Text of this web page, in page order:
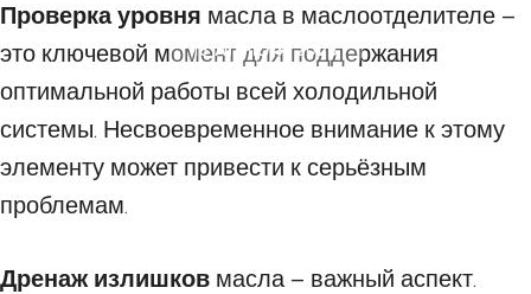
18 АПРЕЛЯ 2025
Проверка уровня масла в маслоотделителе –
это ключевой момент для поддержания
оптимальной работы всей холодильной
системы. Несвоевременное внимание к этому
элементу может привести к серьёзным
проблемам.
Дренаж излишков масла – важный аспект.